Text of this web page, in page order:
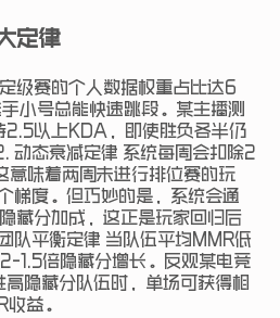
定律
级赛的个人数据权重占比达6
小号总能快速跳段。某主播测
2.5以上KDA，即使胜负各半仍
动态衰减定律 系统每周会扣除2
味着两周未进行排位赛的玩
梯度。但巧妙的是，系统会通
藏分加成，这正是玩家回归后
队平衡定律 当队伍平均MMR低
1.5倍隐藏分增长。反观某电竞
隐藏分队伍时，单场可获得相
益。